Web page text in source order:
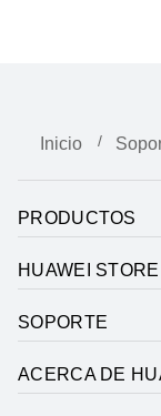
Inicio
PRODUCTOS
HUAWEI STORE
SOPORTE
ACERCA DE